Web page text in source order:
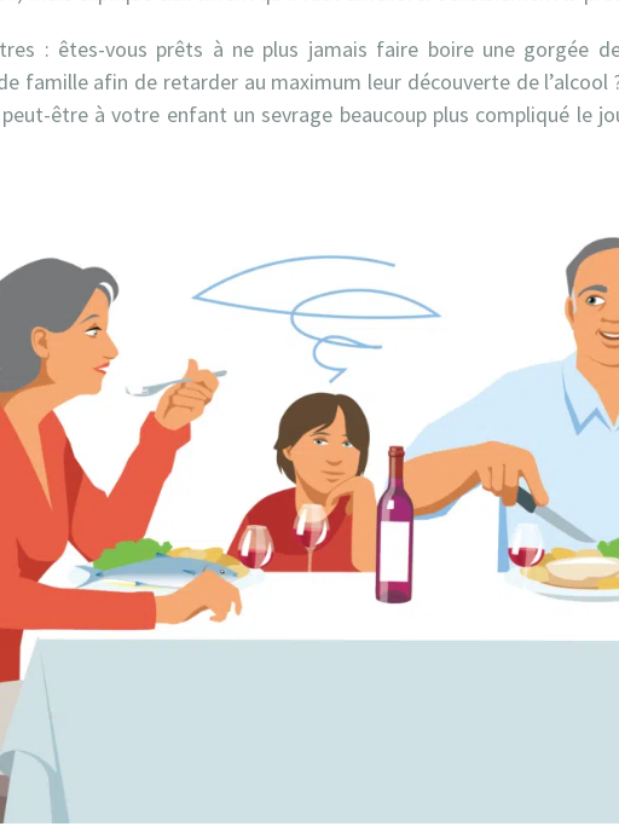
: êtes-vous prêts à ne plus jamais faire boire une gorgée
famille afin de retarder au maximum leur découverte de
être à votre enfant un sevrage beaucoup plus compliqué le